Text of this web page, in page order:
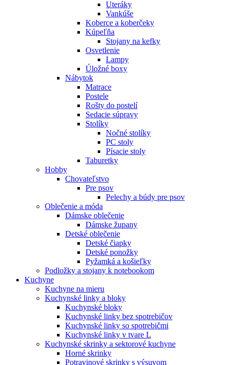
Uteráky
Vankúše
Koberce a koberčeky
Kúpeľňa
Stojany na kefky
Osvetlenie
Lampy
Úložné boxy
Nábytok
Matrace
Postele
Rošty do postelí
Sedacie súpravy
Stolíky
Nočné stolíky
PC stoly
Písacie stoly
Taburetky
Hobby
Chovateľstvo
Pre psov
Pelechy a búdy pre psov
Oblečenie a móda
Dámske oblečenie
Dámske župany
Detské oblečenie
Detské čiapky
Detské ponožky
Pyžamká a košieľky
Podložky a stojany k notebookom
Kuchyne
Kuchyne na mieru
Kuchynské linky a bloky
Kuchynské bloky
Kuchynské linky bez spotrebičov
Kuchynské linky so spotrebičmi
Kuchynské linky v tvare L
Kuchynské skrinky a sektorové kuchyne
Horné skrinky
Potravinové skrinky s výsuvom